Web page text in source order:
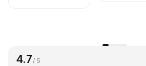
4.7 / 5